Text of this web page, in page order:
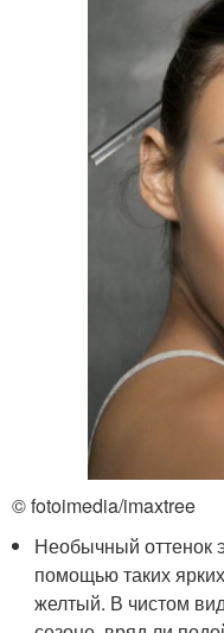
© fotoimedia/imaxtree
Необычный оттенок
помощью таких
желтый. В чистом